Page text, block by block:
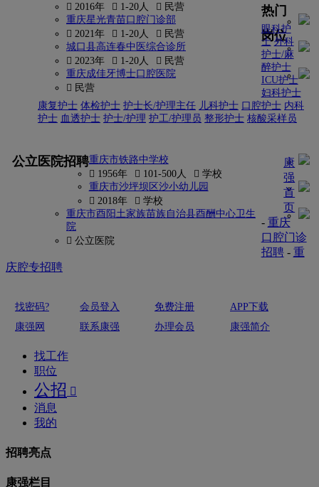
 2016年
 1-20人
 民营
重庆星光青苗口腔门诊部
 2021年
 1-20人
 民营
城口县高连春中医综合诊所
 2023年
 1-20人
 民营
重庆成佳牙博士口腔医院
 民营
热门
岗位
眼科护
士 外科
护士/麻
醉护士
ICU护士
妇科护士
康复护士 体检护士 护士长/护理主任 儿科护士 口腔护士 内科
护士 血透护士 护士/护理 护工/护理员 整形护士 核酸采样员
公立医院招聘重庆市铁路中学校
 1956年
 101-500人
 学校
重庆市沙坪坝区沙小幼儿园
 2018年
 学校
重庆市酉阳土家族苗族自治县酉酬中心卫生
院
 公立医院
康
强
首
页
- 重庆
口腔门诊
招聘- 重
庆腔专招聘
找密码? 会员登入 免费注册
APP下载
康强网
联系康强 办理会员 康强简介
找工作
职位
公招 
消息
我的
招聘亮点
康强栏目